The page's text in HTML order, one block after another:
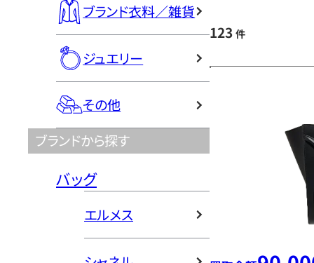
ブランド衣料／雑貨
ジュエリー
その他
ブランドから探す
バッグ
エルメス
123 件